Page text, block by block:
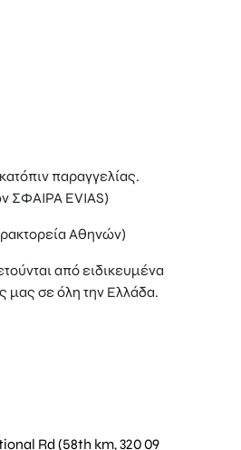
παραγγελίας.
ΣΦΑΙΡΑ EVIAS)
Αθηνών)
από ειδικευμένα
μας σε όλη την Ελλάδα.
Rd (58th km, 320 09